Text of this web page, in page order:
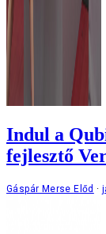
Indul a
fejlesztő
Gáspár Merse Előd